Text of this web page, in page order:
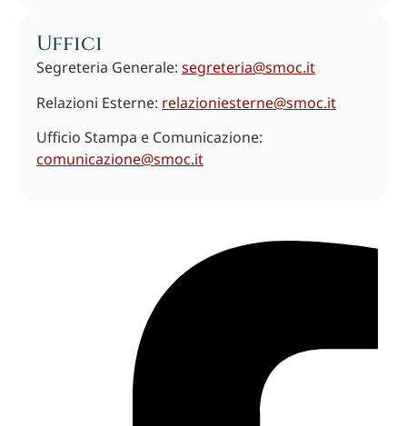
Uffici​
​Segreteria Generale: segreteria@smoc.it
​Relazioni Esterne: relazioniesterne@smoc.it
​Ufficio Stampa e Comunicazione:
comunicazione@smoc.it